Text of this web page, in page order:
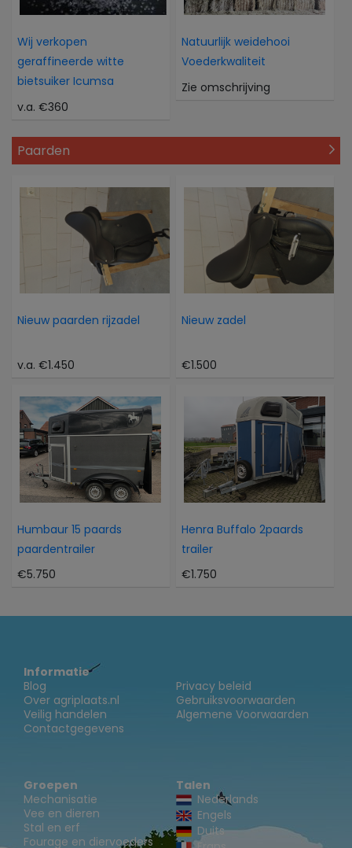
Wij verkopen
geraffineerde witte
bietsuiker Icumsa
v.a. €360
Natuurlijk weidehooi
Voederkwaliteit
Zie omschrijving
Paarden
Nieuw paarden rijzadel
v.a. €1.450
Nieuw zadel
€1.500
Humbaur 15 paards
paardentrailer
€5.750
Henra Buffalo 2paards
trailer
€1.750
Informatie
Blog
Over agriplaats.nl
Veilig handelen
Contactgegevens
Privacy beleid
Gebruiksvoorwaarden
Algemene Voorwaarden
Groepen
Mechanisatie
Vee en dieren
Stal en erf
Fourage en diervoeders
Talen
Nederlands
Engels
Duits